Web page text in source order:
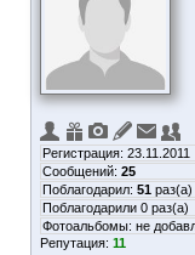
Регистрация: 23.11.2011
Сообщений: 25
Поблагодарил: 51 раз(а)
Поблагодарили 0 раз(а)
Фотоальбомы: не
Репутация: 11